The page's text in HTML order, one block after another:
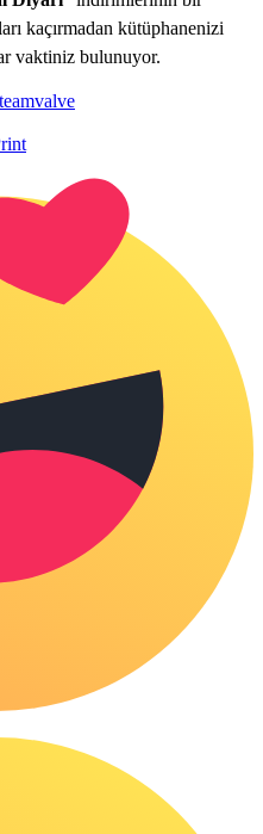
kaçırmadan kütüphanenizi
vaktiniz bulunuyor.
valve